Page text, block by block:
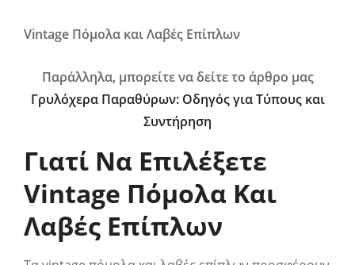
Vintage Πόμολα και Λαβές Επίπλων
Παράλληλα, μπορείτε να δείτε το άρθρο μας
Γρυλόχερα Παραθύρων: Οδηγός για Τύπους και
Συντήρηση
Γιατί Να Επιλέξετε
Vintage Πόμολα Και
Λαβές Επίπλων